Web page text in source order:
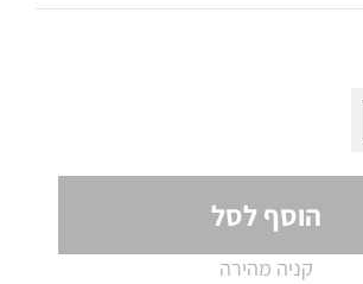
הוסף לסל
קניה מהירה